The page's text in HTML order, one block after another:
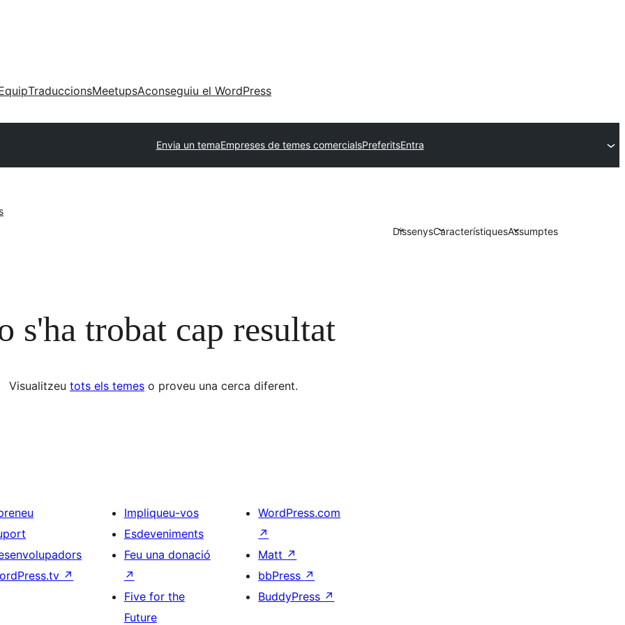
TraduccionsMeetupsAconseguiu el WordPress
Envia un temaEmpreses de temes comercialsPreferitsEntra
DissenysCaracterístiquesAssumptes
s'ha trobat cap resultat
Visualitzeu tots els temes o proveu una cerca diferent.
↗
Impliqueu-vos
Esdeveniments
Feu una donació
↗
Five for the
Future
WordPress.com
↗
Matt ↗
bbPress ↗
BuddyPress ↗